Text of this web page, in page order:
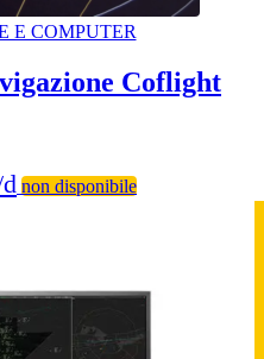
E COMPUTER
Coflight
non disponibile